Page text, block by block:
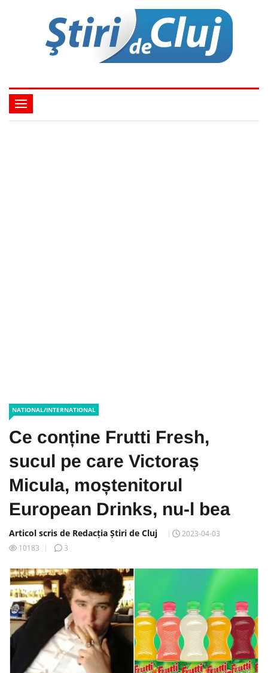
NATIONAL/INTERNATIONAL
Ce conține Frutti Fresh,
sucul pe care Victoraș
Micula, moștenitorul
European Drinks, nu-l bea
Articol scris de Redacția Știri de Cluj
2023-04-03
10183
3